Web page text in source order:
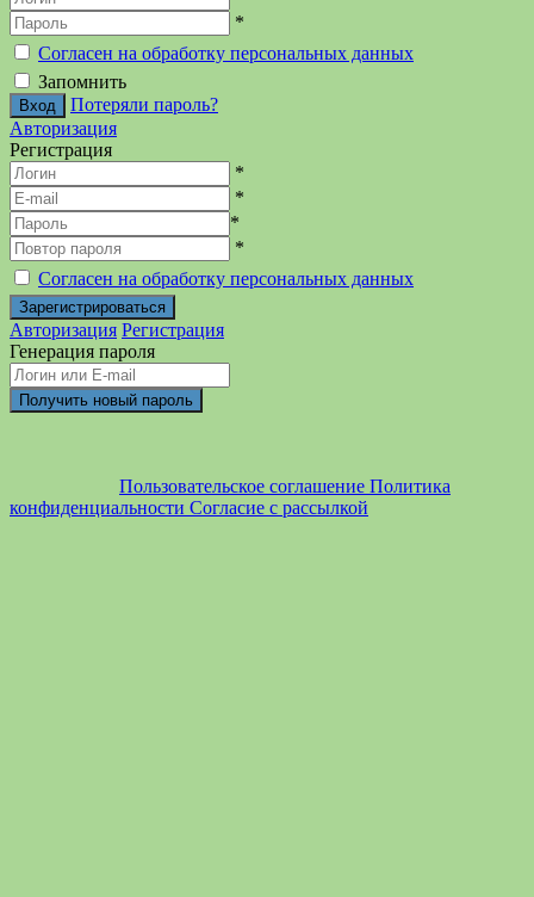
*
Согласен на обработку персональных данных
Запомнить
Потеряли пароль?
Авторизация
Регистрация
*
*
*
*
Согласен на обработку персональных данных
Авторизация Регистрация
Генерация пароля
Пользовательское соглашение Политика
конфиденциальности Согласие с рассылкой